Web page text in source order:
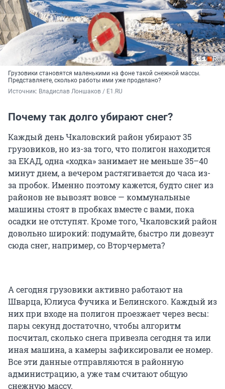
Грузовики становятся маленькими на фоне такой снежной массы.
Представляете, сколько работы ими уже проделано?
Источник: Владислав Лоншаков / E1.RU
Почему так долго убирают снег?
Каждый день Чкаловский район убирают 35
грузовиков, но из-за того, что полигон находится
за ЕКАД, одна «ходка» занимает не меньше 35–40
минут днем, а вечером растягивается до часа из-
за пробок. Именно поэтому кажется, будто снег из
районов не вывозят вовсе — коммунальные
машины стоят в пробках вместе с вами, пока
осадки не отступят. Кроме того, Чкаловский район
довольно широкий: подумайте, быстро ли довезут
сюда снег, например, со Вторчермета?
А сегодня грузовики активно работают на
Шварца, Юлиуса Фучика и Белинского. Каждый из
них при входе на полигон проезжает через весы:
пары секунд достаточно, чтобы алгоритм
посчитал, сколько снега привезла сегодня та или
иная машина, а камеры зафиксировали ее номер.
Все эти данные отправляются в районную
администрацию, а уже там считают общую
снежную массу.